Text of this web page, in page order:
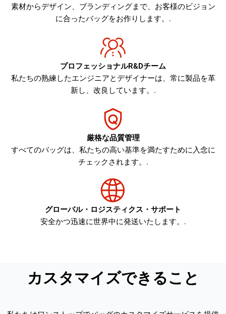
素材からデザイン、ブランディングまで、お客様のビジョン
に合ったバッグをお作りします。.
プロフェッショナルR&Dチーム
私たちの熟練したエンジニアとデザイナーは、常に製品を革
新し、改良しています。.
厳格な品質管理
すべてのバッグは、私たちの高い基準を満たすために入念に
チェックされます。.
グローバル・ロジスティクス・サポート
安全かつ迅速に世界中に発送いたします。.
カスタマイズできること